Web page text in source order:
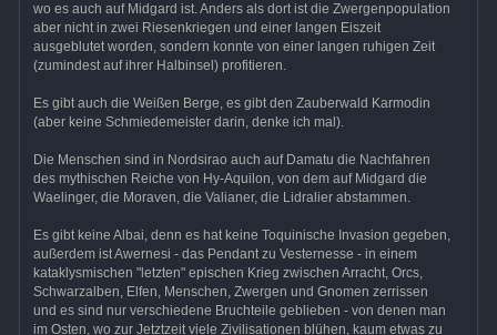
wo es auch auf Midgard ist. Anders als dort ist die Zwergenpopulation
aber nicht in zwei Riesenkriegen und einer langen Eiszeit
ausgeblutet worden, sondern konnte von einer langen ruhigen Zeit
(zumindest auf ihrer Halbinsel) profitieren.
Es gibt auch die Weißen Berge, es gibt den Zauberwald Karmodin
(aber keine Schmiedemeister darin, denke ich mal).
Die Menschen sind in Nordsirao auch auf Damatu die Nachfahren
des mythischen Reiche von Hy-Aquilon, von dem auf Midgard die
Waelinger, die Moraven, die Valianer, die Lidralier abstammen.
Es gibt keine Albai, denn es hat keine Toquinische Invasion gegeben,
außerdem ist Awernesi - das Pendant zu Vesternesse - in einem
kataklysmischen "letzten" epischen Krieg zwischen Arracht, Orcs,
Schwarzalben, Elfen, Menschen, Zwergen und Gnomen zerrissen
und es sind nur verschiedene Bruchteile geblieben - von denen man
im Osten, wo zur Jetztzeit viele Zivilisationen blühen, kaum etwas zu